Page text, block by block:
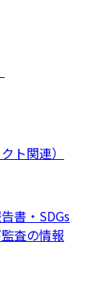
ト関連）
書・SDGs
査の情報